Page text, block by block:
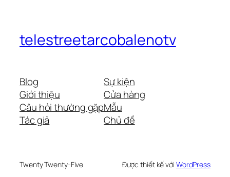
telestreetarcobalenotv
Blog
Giới thiệu
Câu hỏi thường gặp
Tác giả
Sự kiện
Cửa hàng
Mẫu
Chủ đề
Twenty Twenty-Five Được thiết kế với WordPress